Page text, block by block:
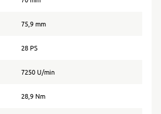
75,9 mm
28 PS
7250 U/min
28,9 Nm